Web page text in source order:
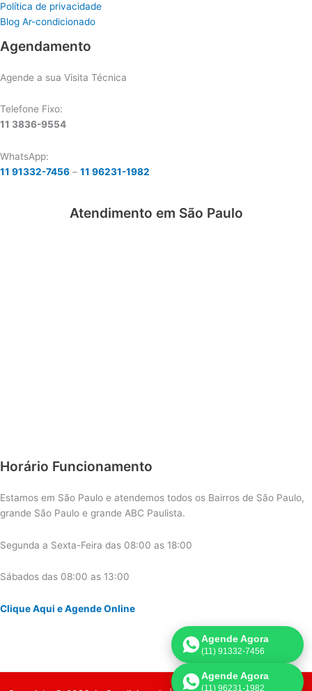
Política de privacidade
Blog Ar-condicionado
Agendamento
Agende a sua Visita Técnica
Telefone Fixo:
11 3836-9554
WhatsApp:
11 91332-7456 – 11 96231-1982
Atendimento em São Paulo
Horário Funcionamento
Estamos em São Paulo e atendemos todos os Bairros de São Paulo,
grande São Paulo e grande ABC Paulista.
Segunda a Sexta-Feira das 08:00 as 18:00
Sábados das 08:00 as 13:00
Clique Aqui e Agende Online
Agende Agora
(11) 91332-7456
Agende Agora
(11) 96231-1982